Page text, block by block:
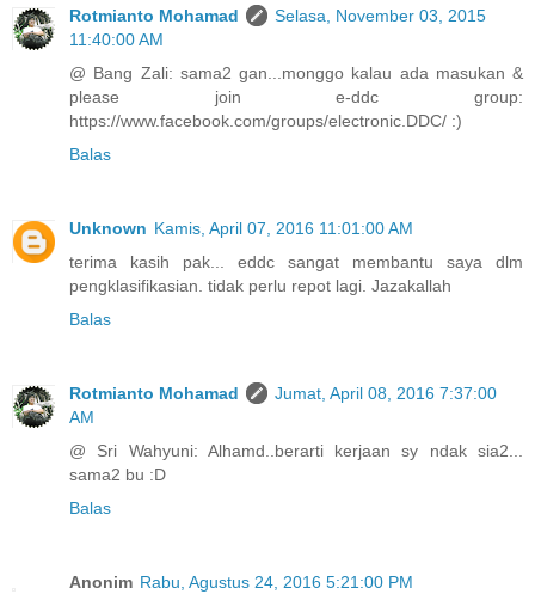
Rotmianto Mohamad
Selasa, November 03, 2015
11:40:00 AM
@ Bang Zali: sama2 gan...monggo kalau ada masukan &
please join e-ddc group:
https://www.facebook.com/groups/electronic.DDC/ :)
Balas
Unknown Kamis, April 07, 2016 11:01:00 AM
terima kasih pak... eddc sangat membantu saya dlm
pengklasifikasian. tidak perlu repot lagi. Jazakallah
Balas
Rotmianto Mohamad
Jumat, April 08, 2016 7:37:00
AM
@ Sri Wahyuni: Alhamd..berarti kerjaan sy ndak sia2...
sama2 bu :D
Balas
Anonim Rabu, Agustus 24, 2016 5:21:00 PM